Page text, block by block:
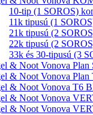
10-tip (1 SOROS)
11k tipusú (1
21k tipusú (2
22k tipusú (2
33k és 30-tipusú (3
& Noot Vonova
& Noot Vonova
& Noot Vonova T6
& Noot Vonova
& Noot Vonova